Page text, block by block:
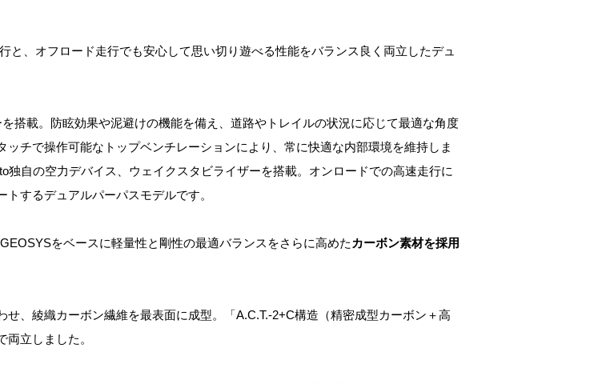
と、オフロード走行でも安心して思い切り遊べる性能をバランス良く両立したデュ
搭載。防眩効果や泥避けの機能を備え、道路やトレイルの状況に応じて最適な角度
チで操作可能なトップベンチレーションにより、常に快適な内部環境を維持しま
自の空力デバイス、ウェイクスタビライザーを搭載。 オンロードでの高速走行に
するデュアルパーパスモデルです。
をベースに軽量性と剛性の最適バランスをさらに高めた カーボン素材を採用
、綾織カーボン繊維を最表面に成型。「A.C.T.-2+C構造（精密成型カーボン＋高
立しました。